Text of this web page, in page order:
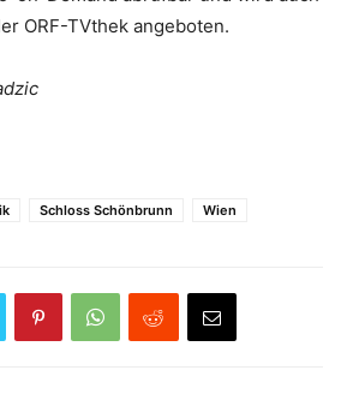
ORF-TVthek angeboten.
Schloss Schönbrunn Wien